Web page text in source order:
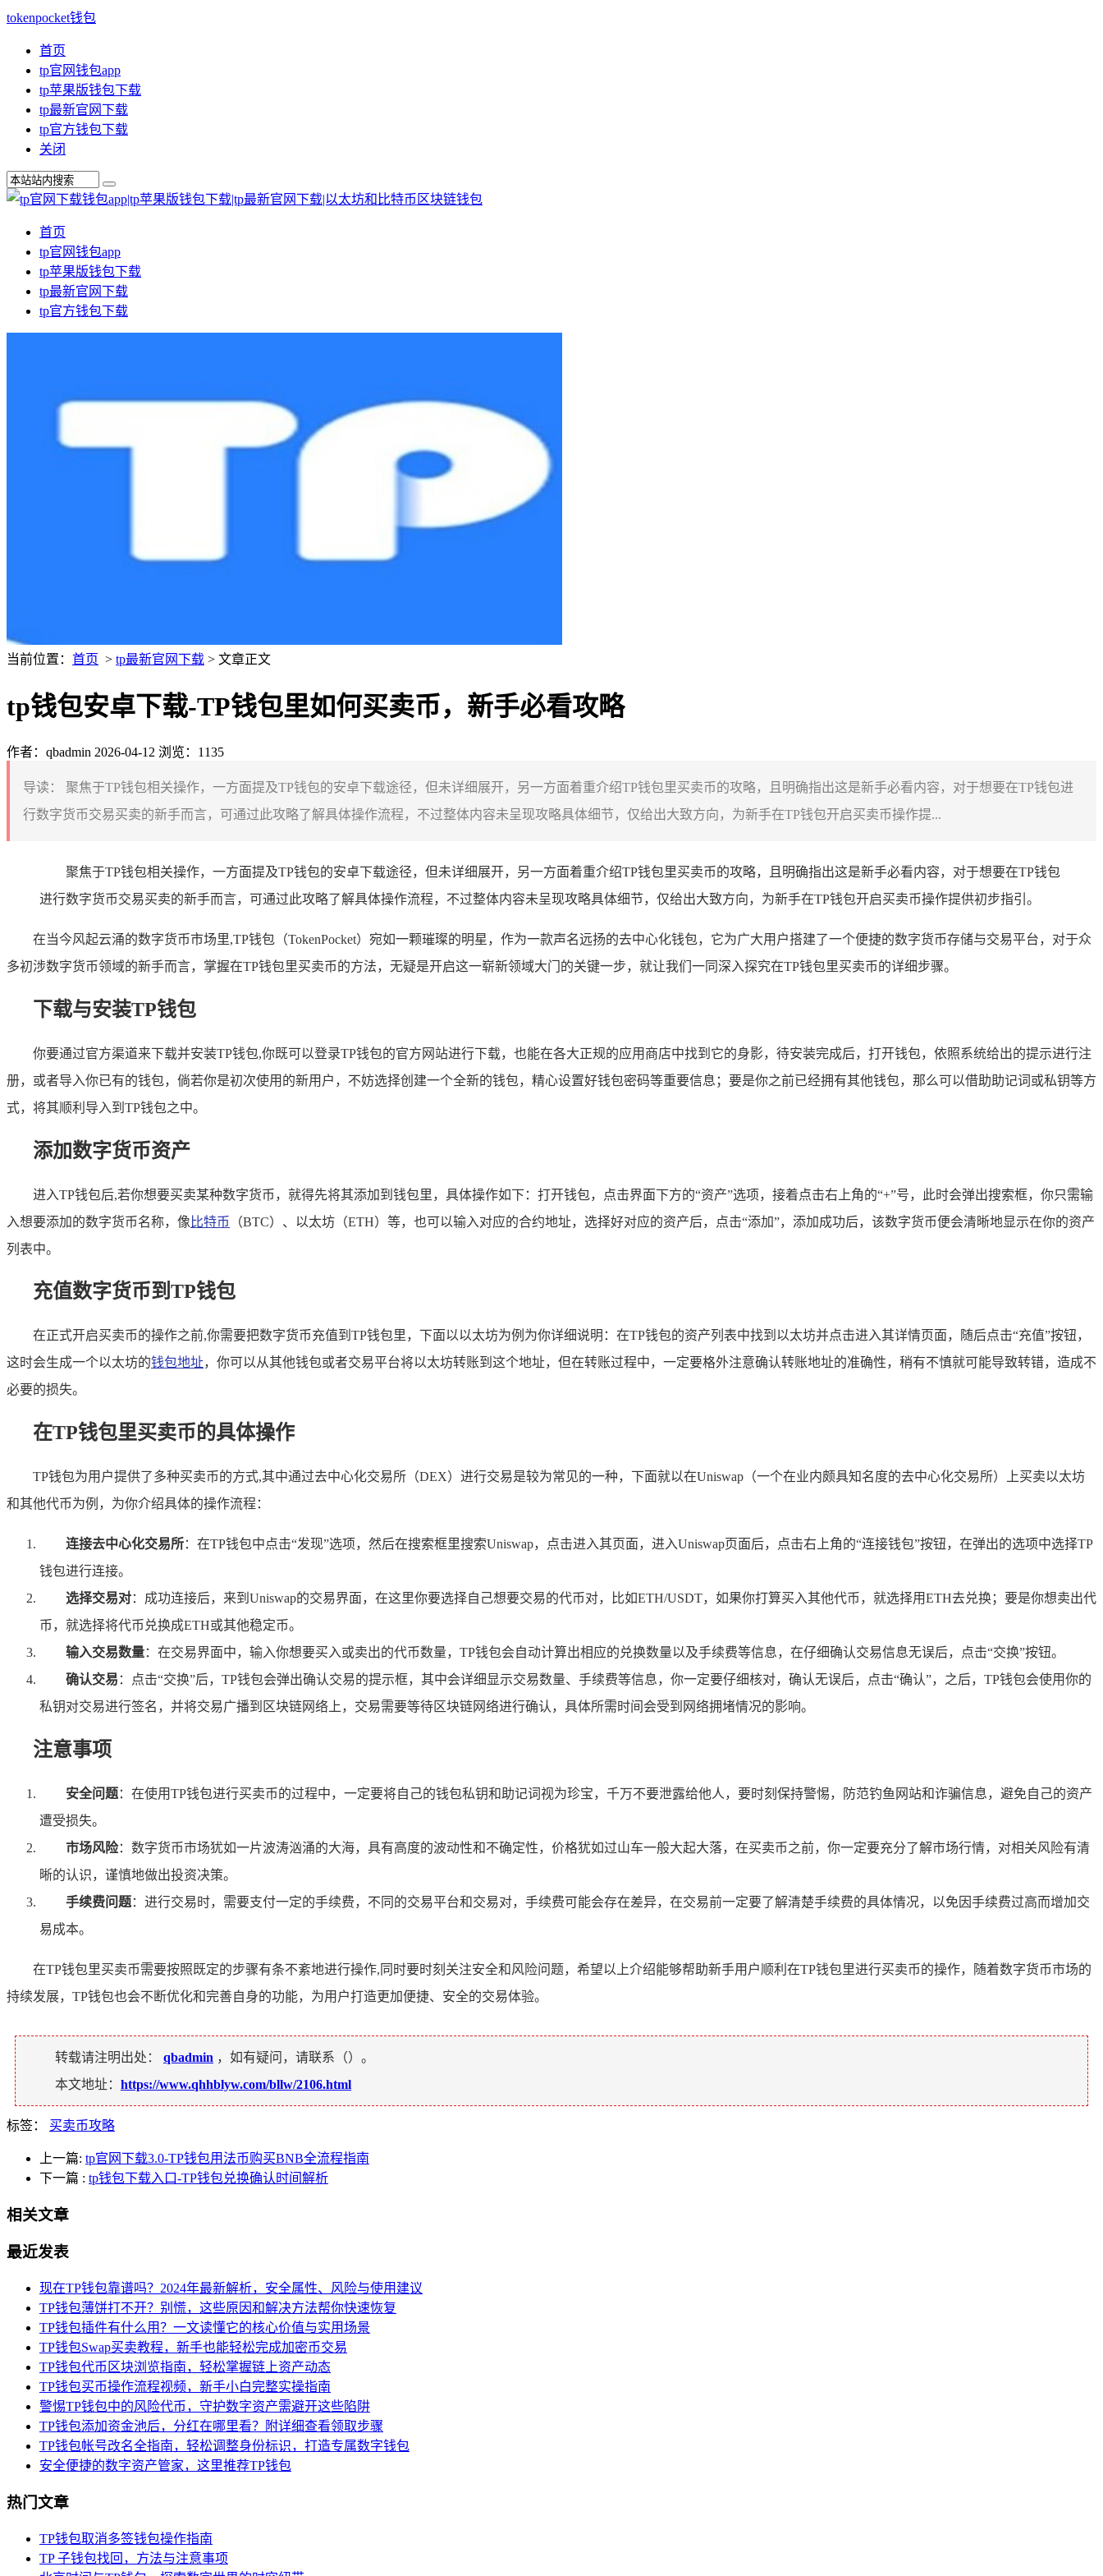
tokenpocket钱包
首页
tp官网钱包app
tp苹果版钱包下载
tp最新官网下载
tp官方钱包下载
关闭
首页
tp官网钱包app
tp苹果版钱包下载
tp最新官网下载
tp官方钱包下载
当前位置： 首页 > tp最新官网下载 > 文章正文
tp钱包安卓下载-TP钱包里如何买卖币，新手必看攻略
作者：qbadmin 2026-04-12 浏览：1135
导读：
聚焦于TP钱包相关操作，一方面提及TP钱包的安卓下载途径，但未详细展开，另一方面着重介绍TP钱包里买卖币的攻略，且明确指出这是新手必看内容，对于想要在TP钱包进
行数字货币交易买卖的新手而言，可通过此攻略了解具体操作流程，不过整体内容未呈现攻略具体细节，仅给出大致方向，为新手在TP钱包开启买卖币操作提...
聚焦于TP钱包相关操作，一方面提及TP钱包的安卓下载途径，但未详细展开，另一方面着重介绍TP钱包里买卖币的攻略，且明确指出这是新手必看内容，对于想要在TP钱包
进行数字货币交易买卖的新手而言，可通过此攻略了解具体操作流程，不过整体内容未呈现攻略具体细节，仅给出大致方向，为新手在TP钱包开启买卖币操作提供初步指引。
在当今风起云涌的数字货币市场里,TP钱包（TokenPocket）宛如一颗璀璨的明星，作为一款声名远扬的去中心化钱包，它为广大用户搭建了一个便捷的数字货币存储与交易平台，对于众
多初涉数字货币领域的新手而言，掌握在TP钱包里买卖币的方法，无疑是开启这一崭新领域大门的关键一步，就让我们一同深入探究在TP钱包里买卖币的详细步骤。
下载与安装TP钱包
你要通过官方渠道来下载并安装TP钱包,你既可以登录TP钱包的官方网站进行下载，也能在各大正规的应用商店中找到它的身影，待安装完成后，打开钱包，依照系统给出的提示进行注
册，或者导入你已有的钱包，倘若你是初次使用的新用户，不妨选择创建一个全新的钱包，精心设置好钱包密码等重要信息；要是你之前已经拥有其他钱包，那么可以借助助记词或私钥等方
式，将其顺利导入到TP钱包之中。
添加数字货币资产
进入TP钱包后,若你想要买卖某种数字货币，就得先将其添加到钱包里，具体操作如下：打开钱包，点击界面下方的“资产”选项，接着点击右上角的“+”号，此时会弹出搜索框，你只需输
入想要添加的数字货币名称，像 比特币
（BTC）、以太坊（ETH）等，也可以输入对应的合约地址，选择好对应的资产后，点击“添加”，添加成功后，该数字货币便会清晰地显示在你的资产
列表中。
充值数字货币到TP钱包
在正式开启买卖币的操作之前,你需要把数字货币充值到TP钱包里，下面以以太坊为例为你详细说明：在TP钱包的资产列表中找到以太坊并点击进入其详情页面，随后点击“充值”按钮，
这时会生成一个以太坊的钱包地址，你可以从其他钱包或者交易平台将以太坊转账到这个地址，但在转账过程中，一定要格外注意确认转账地址的准确性，稍有不慎就可能导致转错，造成不
必要的损失。
在TP钱包里买卖币的具体操作
TP钱包为用户提供了多种买卖币的方式,其中通过去中心化交易所（DEX）进行交易是较为常见的一种，下面就以在Uniswap（一个在业内颇具知名度的去中心化交易所）上买卖以太坊
和其他代币为例，为你介绍具体的操作流程：
连接去中心化交易所：在TP钱包中点击“发现”选项，然后在搜索框里搜索Uniswap，点击进入其页面，进入Uniswap页面后，点击右上角的“连接钱包”按钮，在弹出的选项中选择TP
钱包进行连接。
选择交易对：成功连接后，来到Uniswap的交易界面，在这里你要选择自己想要交易的代币对，比如ETH/USDT，如果你打算买入其他代币，就选择用ETH去兑换；要是你想卖出代
币，就选择将代币兑换成ETH或其他稳定币。
输入交易数量：在交易界面中，输入你想要买入或卖出的代币数量，TP钱包会自动计算出相应的兑换数量以及手续费等信息，在仔细确认交易信息无误后，点击“交换”按钮。
确认交易 ：点击“交换”后，TP钱包会弹出确认交易的提示框，其中会详细显示交易数量、手续费等信息，你一定要仔细核对，确认无误后，点击“确认”，之后，TP钱包会使用你的
私钥对交易进行签名，并将交易广播到区块链网络上，交易需要等待区块链网络进行确认，具体所需时间会受到网络拥堵情况的影响。
注意事项
安全问题：在使用TP钱包进行买卖币的过程中，一定要将自己的钱包私钥和助记词视为珍宝，千万不要泄露给他人，要时刻保持警惕，防范钓鱼网站和诈骗信息，避免自己的资产
遭受损失。
市场风险：数字货币市场犹如一片波涛汹涌的大海，具有高度的波动性和不确定性，价格犹如过山车一般大起大落，在买卖币之前，你一定要充分了解市场行情，对相关风险有清
晰的认识，谨慎地做出投资决策。
手续费问题：进行交易时，需要支付一定的手续费，不同的交易平台和交易对，手续费可能会存在差异，在交易前一定要了解清楚手续费的具体情况，以免因手续费过高而增加交
易成本。
在TP钱包里买卖币需要按照既定的步骤有条不紊地进行操作,同时要时刻关注安全和风险问题，希望以上介绍能够帮助新手用户顺利在TP钱包里进行买卖币的操作，随着数字货币市场的
持续发展，TP钱包也会不断优化和完善自身的功能，为用户打造更加便捷、安全的交易体验。
转载请注明出处： qbadmin ，如有疑问，请联系（）。
本文地址： https://www.qhhblyw.com/bllw/2106.html
标签： 买卖币攻略
上一篇: tp官网下载3.0-TP钱包用法币购买BNB全流程指南
下一篇 : tp钱包下载入口-TP钱包兑换确认时间解析
相关文章
最近发表
现在TP钱包靠谱吗？2024年最新解析，安全属性、风险与使用建议
TP钱包薄饼打不开？别慌，这些原因和解决方法帮你快速恢复
TP钱包插件有什么用？一文读懂它的核心价值与实用场景
TP钱包Swap买卖教程，新手也能轻松完成加密币交易
TP钱包代币区块浏览指南，轻松掌握链上资产动态
TP钱包买币操作流程视频，新手小白完整实操指南
警惕TP钱包中的风险代币，守护数字资产需避开这些陷阱
TP钱包添加资金池后，分红在哪里看？附详细查看领取步骤
TP钱包帐号改名全指南，轻松调整身份标识，打造专属数字钱包
安全便捷的数字资产管家，这里推荐TP钱包
热门文章
TP钱包取消多签钱包操作指南
TP 子钱包找回，方法与注意事项